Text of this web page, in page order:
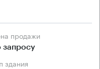
продажи
запросу
здания